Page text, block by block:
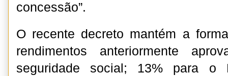
concessão”.
O recente decreto mantém a
rendimentos anteriormente
seguridade social; 13% para o